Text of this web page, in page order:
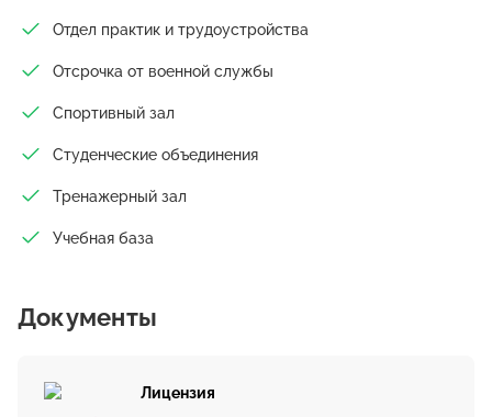
Отдел практик и трудоустройства
Отсрочка от военной службы
Спортивный зал
Студенческие объединения
Тренажерный зал
Учебная база
Документы
Лицензия